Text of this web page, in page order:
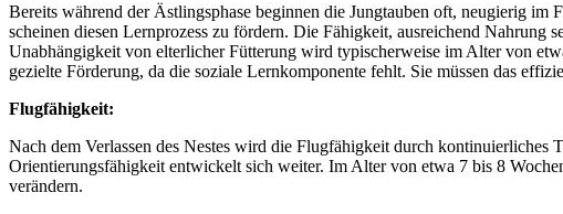
Bereits während der Ästlingsphase beginnen die Jungtauben oft, neugierig im
scheinen diesen Lernprozess zu fördern. Die Fähigkeit, ausreichend Nahrung
Unabhängigkeit von elterlicher Fütterung wird typischerweise im Alter von
gezielte Förderung, da die soziale Lernkomponente fehlt. Sie müssen das
Flugfähigkeit:
Nach dem Verlassen des Nestes wird die Flugfähigkeit durch
Orientierungsfähigkeit entwickelt sich weiter. Im Alter von etwa 7 bis 8
verändern.